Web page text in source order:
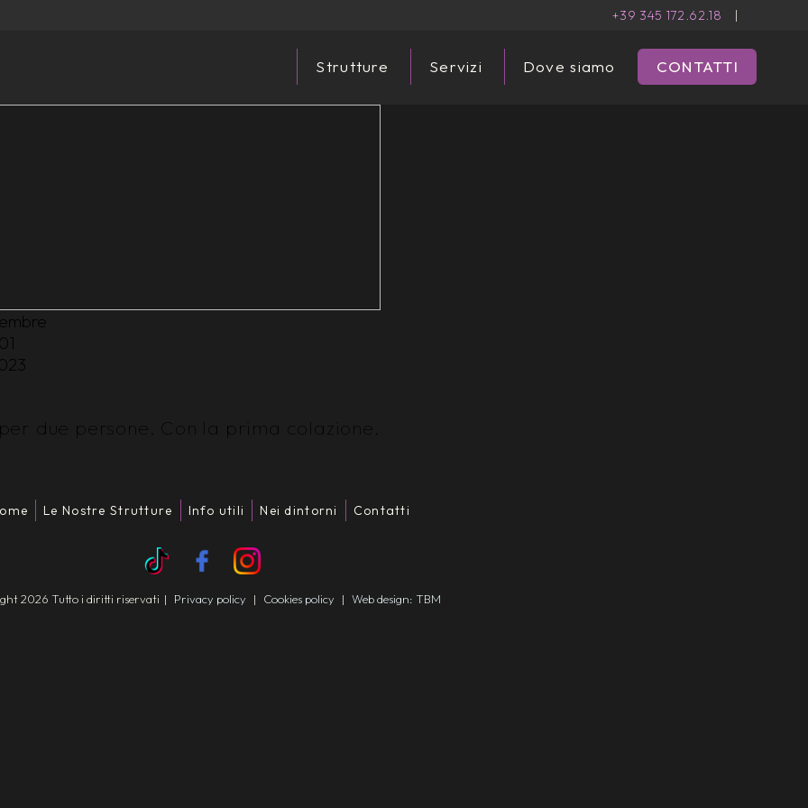
+39 345 172.62.18 |
Strutture Servizi Dove siamo CONTATTI
01
due persone. Con la prima colazione.
Le Nostre Strutture Info utili Nei dintorni Contatti
2026 Tutto i diritti riservati | Privacy policy | Cookies policy | Web design: TBM